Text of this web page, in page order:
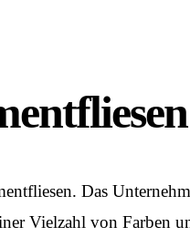
Das
Vielzahl von Farben